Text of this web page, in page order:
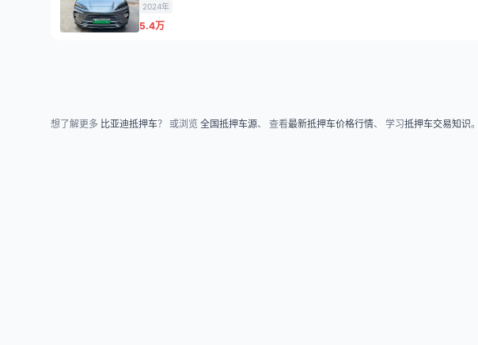
2024年
5.4万
想了解更多 比亚迪抵押车？ 或浏览 全国抵押车源、 查看最新抵押车价格行情、 学习抵押车交易知识。